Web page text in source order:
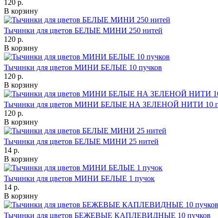
120 р.
В корзину
Тычинки для цветов БЕЛЫЕ МИНИ 250 нитей
120 р.
В корзину
Тычинки для цветов МИНИ БЕЛЫЕ 10 пучков
120 р.
В корзину
Тычинки для цветов МИНИ БЕЛЫЕ НА ЗЕЛЕНОЙ НИТИ 10
120 р.
В корзину
Тычинки для цветов БЕЛЫЕ МИНИ 25 нитей
14 р.
В корзину
Тычинки для цветов МИНИ БЕЛЫЕ 1 пучок
14 р.
В корзину
Тычинки для цветов БЕЖЕВЫЕ КАПЛЕВИДНЫЕ 10 пучков